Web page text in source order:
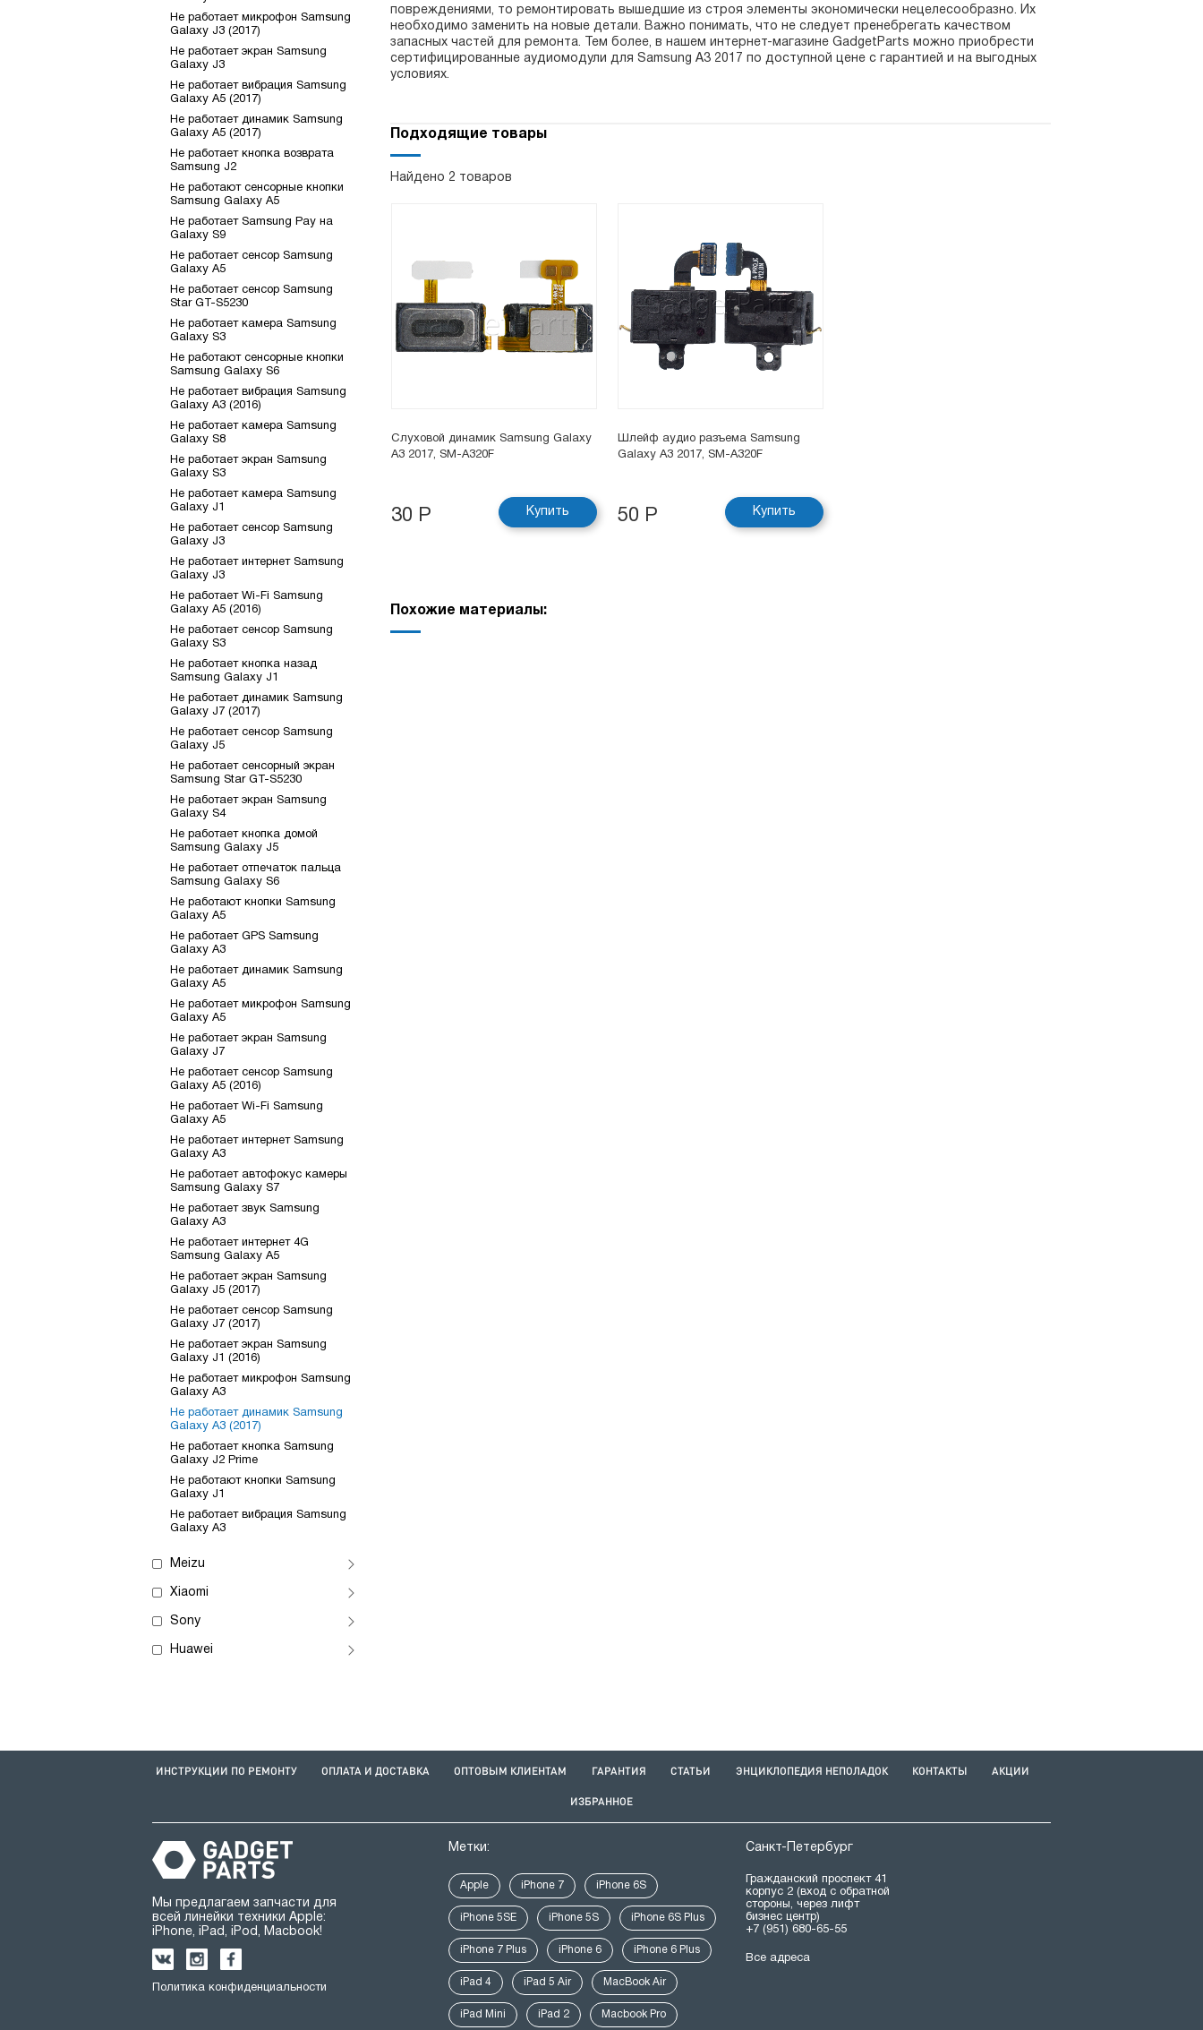
Не работает микрофон Samsung
Galaxy J3 (2017)
Не работает экран Samsung
Galaxy J3
Не работает вибрация Samsung
Galaxy A5 (2017)
Не работает динамик Samsung
Galaxy A5 (2017)
Не работает кнопка возврата
Samsung J2
Не работают сенсорные кнопки
Samsung Galaxy A5
Не работает Samsung Pay на
Galaxy S9
Не работает сенсор Samsung
Galaxy A5
Не работает сенсор Samsung
Star GT-S5230
Не работает камера Samsung
Galaxy S3
Не работают сенсорные кнопки
Samsung Galaxy S6
Не работает вибрация Samsung
Galaxy A3 (2016)
Не работает камера Samsung
Galaxy S8
Не работает экран Samsung
Galaxy S3
Не работает камера Samsung
Galaxy J1
Не работает сенсор Samsung
Galaxy J3
Не работает интернет Samsung
Galaxy J3
Не работает Wi-Fi Samsung
Galaxy A5 (2016)
Не работает сенсор Samsung
Galaxy S3
Не работает кнопка назад
Samsung Galaxy J1
Не работает динамик Samsung
Galaxy J7 (2017)
Не работает сенсор Samsung
Galaxy J5
Не работает сенсорный экран
Samsung Star GT-S5230
Не работает экран Samsung
Galaxy S4
Не работает кнопка домой
Samsung Galaxy J5
Не работает отпечаток пальца
Samsung Galaxy S6
Не работают кнопки Samsung
Galaxy A5
Не работает GPS Samsung
Galaxy A3
Не работает динамик Samsung
Galaxy A5
Не работает микрофон Samsung
Galaxy A5
Не работает экран Samsung
Galaxy J7
Не работает сенсор Samsung
Galaxy A5 (2016)
Не работает Wi-Fi Samsung
Galaxy A5
Не работает интернет Samsung
Galaxy A3
Не работает автофокус камеры
Samsung Galaxy S7
Не работает звук Samsung
Galaxy A3
Не работает интернет 4G
Samsung Galaxy A5
Не работает экран Samsung
Galaxy J5 (2017)
Не работает сенсор Samsung
Galaxy J7 (2017)
Не работает экран Samsung
Galaxy J1 (2016)
Не работает микрофон Samsung
Galaxy A3
Не работает динамик Samsung
Galaxy A3 (2017)
Не работает кнопка Samsung
Galaxy J2 Prime
Не работают кнопки Samsung
Galaxy J1
Не работает вибрация Samsung
Galaxy A3
Meizu
Xiaomi
Sony
Huawei
повреждениями, то ремонтировать вышедшие из строя элементы экономически нецелесообразно. Их
необходимо заменить на новые детали. Важно понимать, что не следует пренебрегать качеством
запасных частей для ремонта. Тем более, в нашем интернет-магазине GadgetParts можно приобрести
сертифицированные аудиомодули для Samsung A3 2017 по доступной цене с гарантией и на выгодных
условиях.
Подходящие товары
Найдено 2 товаров
Слуховой динамик Samsung Galaxy
A3 2017, SM-A320F
30 Р Купить
Шлейф аудио разъема Samsung
Galaxy A3 2017, SM-A320F
50 Р Купить
Похожие материалы:
ИНСТРУКЦИИ ПО РЕМОНТУ ОПЛАТА И ДОСТАВКА ОПТОВЫМ КЛИЕНТАМ ГАРАНТИЯ СТАТЬИ ЭНЦИКЛОПЕДИЯ НЕПОЛАДОК КОНТАКТЫ АКЦИИ
ИЗБРАННОЕ
Мы предлагаем запчасти для
всей линейки техники Apple:
iPhone, iPad, iPod, Macbook!
Политика конфиденциальности
Метки:
Apple iPhone 7 iPhone 6S
iPhone 5SE iPhone 5S iPhone 6S Plus
iPhone 7 Plus iPhone 6 iPhone 6 Plus
iPad 4 iPad 5 Air MacBook Air
iPad Mini iPad 2 Macbook Pro
Санкт-Петербург
Гражданский проспект 41
корпус 2 (вход с обратной
стороны, через лифт
бизнес центр)
+7 (951) 680-65-55
Все адреса